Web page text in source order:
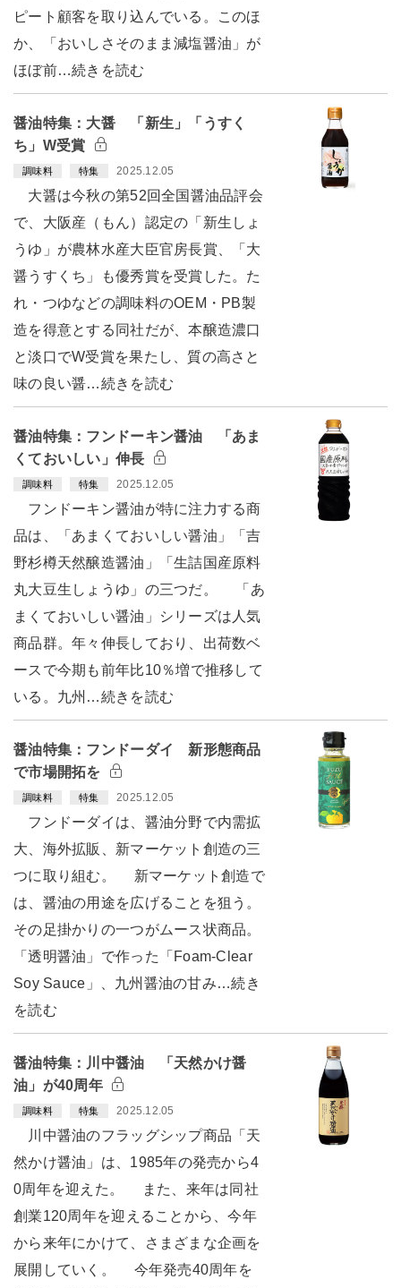
ピート顧客を取り込んでいる。このほ
か、「おいしさそのまま減塩醤油」が
ほぼ前…続きを読む
醤油特集：大醤 「新生」「うすく
ち」W受賞
調味料 特集 2025.12.05
大醤は今秋の第52回全国醤油品評会
で、大阪産（もん）認定の「新生しょ
うゆ」が農林水産大臣官房長賞、「大
醤うすくち」も優秀賞を受賞した。た
れ・つゆなどの調味料のOEM・PB製
造を得意とする同社だが、本醸造濃口
と淡口でW受賞を果たし、質の高さと
味の良い醤…続きを読む
醤油特集：フンドーキン醤油 「あま
くておいしい」伸長
調味料 特集 2025.12.05
フンドーキン醤油が特に注力する商
品は、「あまくておいしい醤油」「吉
野杉樽天然醸造醤油」「生詰国産原料
丸大豆生しょうゆ」の三つだ。 「あ
まくておいしい醤油」シリーズは人気
商品群。年々伸長しており、出荷数ベ
ースで今期も前年比10％増で推移して
いる。九州…続きを読む
醤油特集：フンドーダイ 新形態商品
で市場開拓を
調味料 特集 2025.12.05
フンドーダイは、醤油分野で内需拡
大、海外拡販、新マーケット創造の三
つに取り組む。 新マーケット創造で
は、醤油の用途を広げることを狙う。
その足掛かりの一つがムース状商品。
「透明醤油」で作った「Foam-Clear
Soy Sauce」、九州醤油の甘み…続き
を読む
醤油特集：川中醤油 「天然かけ醤
油」が40周年
調味料 特集 2025.12.05
川中醤油のフラッグシップ商品「天
然かけ醤油」は、1985年の発売から4
0周年を迎えた。 また、来年は同社
創業120周年を迎えることから、今年
から来年にかけて、さまざまな企画を
展開していく。 今年発売40周年を